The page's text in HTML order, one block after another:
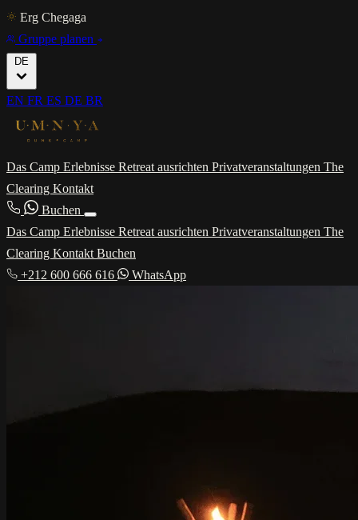
Erg Chegaga
Gruppe planen
DE
EN FR ES DE BR
Das Camp Erlebnisse Retreat ausrichten Privatveranstaltungen The
Clearing Kontakt
Buchen
Das Camp Erlebnisse Retreat ausrichten Privatveranstaltungen The
Clearing Kontakt Buchen
+212 600 666 616
WhatsApp